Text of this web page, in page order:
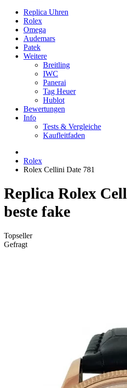
Replica Uhren
Rolex
Omega
Audemars
Patek
Weitere
Breitling
IWC
Panerai
Tag Heuer
Hublot
Bewertungen
Info
Tests & Vergleiche
Kaufleitfaden
Rolex
Rolex Cellini Date 781
Replica Rolex
beste fake
Topseller
Gefragt